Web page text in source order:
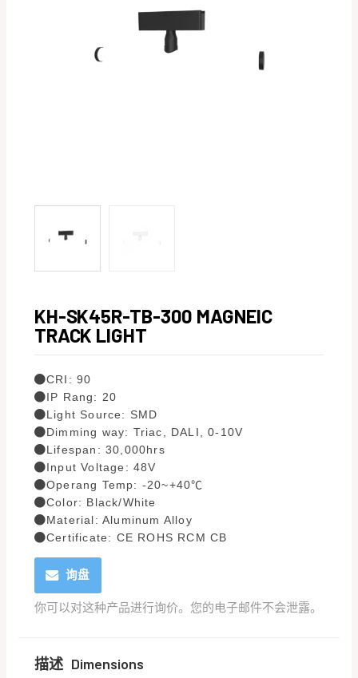
KH-SK45R-TB-300 MAGNEIC
TRACK LIGHT
CRI: 90
IP Rang: 20
Light Source: SMD
Dimming way: Triac, DALI, 0-10V
Lifespan: 30,000hrs
Input Voltage: 48V
Operang Temp: -20~+40℃
Color: Black/White
Material: Aluminum Alloy
Certificate: CE ROHS RCM CB
询盘
你可以对这种产品进行询价。您的电子邮件不会泄露。
描述 Dimensions